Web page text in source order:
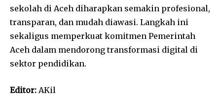
sekolah di Aceh diharapkan semakin profesional,
transparan, dan mudah diawasi. Langkah ini
sekaligus memperkuat komitmen Pemerintah
Aceh dalam mendorong transformasi digital di
sektor pendidikan.
Editor: AKil